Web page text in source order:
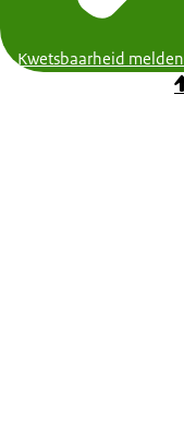
Kwetsbaarheid melden